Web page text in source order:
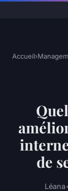
Accueil›
de
Léana•